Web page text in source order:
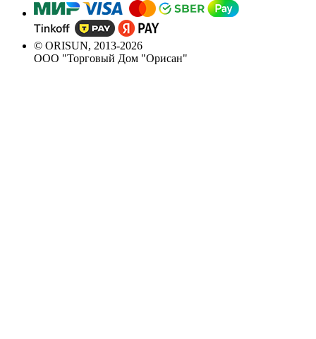
© ORISUN, 2013-2026
ООО "Торговый Дом "Орисан"